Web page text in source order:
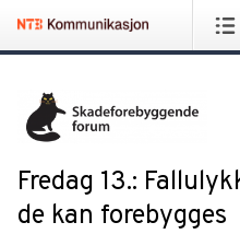
Fredag 13.:
de kan forebygges